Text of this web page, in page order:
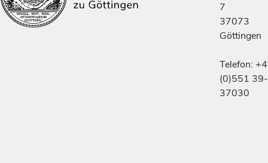
7
37073
Göttingen
Telefon:
(0)551 39-
37030